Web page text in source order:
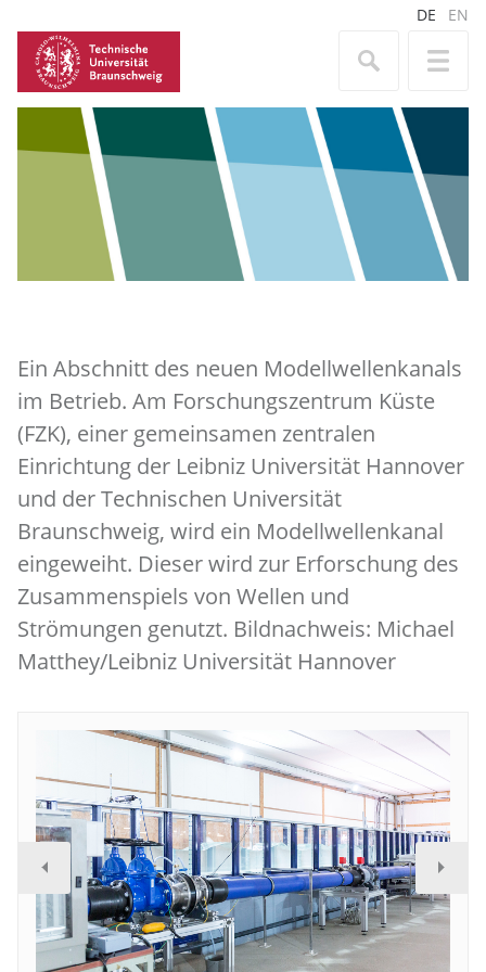
DE EN
Ein Abschnitt des neuen Modellwellenkanals
im Betrieb. Am Forschungszentrum Küste
(FZK), einer gemeinsamen zentralen
Einrichtung der Leibniz Universität Hannover
und der Technischen Universität
Braunschweig, wird ein Modellwellenkanal
eingeweiht. Dieser wird zur Erforschung des
Zusammenspiels von Wellen und
Strömungen genutzt. Bildnachweis: Michael
Matthey/Leibniz Universität Hannover